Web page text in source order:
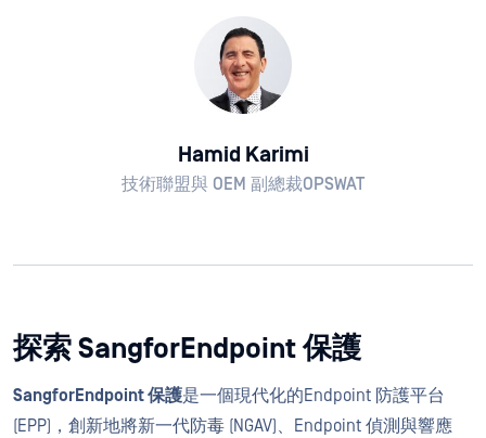
Hamid Karimi
技術聯盟與 OEM 副總裁OPSWAT
探索 SangforEndpoint 保護
SangforEndpoint 保護是一個現代化的Endpoint 防護平台
(EPP)，創新地將新一代防毒 (NGAV)、Endpoint 偵測與響應